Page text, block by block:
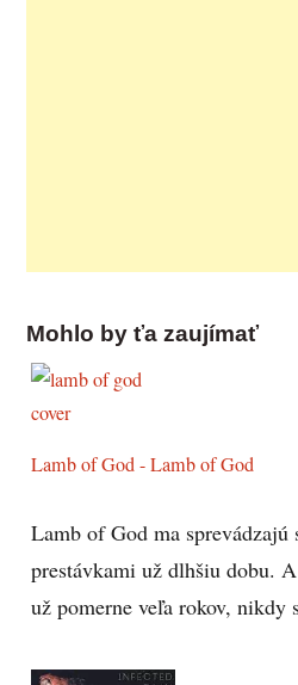
Mohlo by ťa zaujímať
Lamb of God - Lamb of God
Lamb of God ma sprevádzajú
prestávkami už dlhšiu dobu.
už pomerne veľa rokov,